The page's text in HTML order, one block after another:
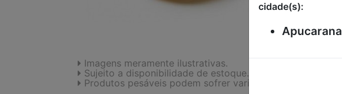
Imagens meramente ilustrativas.
Sujeito a disponibilidade de estoque.
Produtos pesáveis podem sofrer variação de preço.
cidade(s):
Apucarana